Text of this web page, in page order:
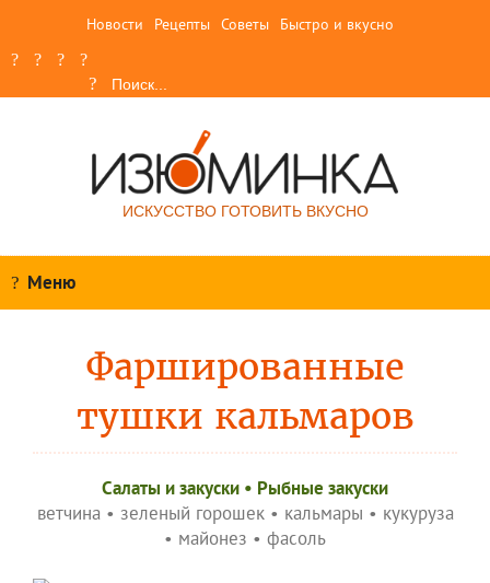
Новости Рецепты Советы Быстро и вкусно
ИСКУССТВО ГОТОВИТЬ ВКУСНО
Меню
Фаршированные
тушки кальмаров
Салаты и закуски • Рыбные закуски
ветчина• зеленый горошек• кальмары • кукуруза
• майонез • фасоль